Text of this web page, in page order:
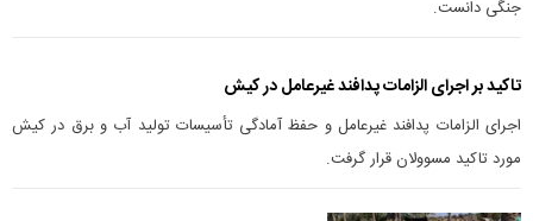
جنگی دانست.
تاکید بر اجرای الزامات پدافند غیرعامل در کیش
اجرای الزامات پدافند غیرعامل و حفظ آمادگی تأسیسات تولید آب و برق در کیش
مورد تاکید مسوولان قرار گرفت.